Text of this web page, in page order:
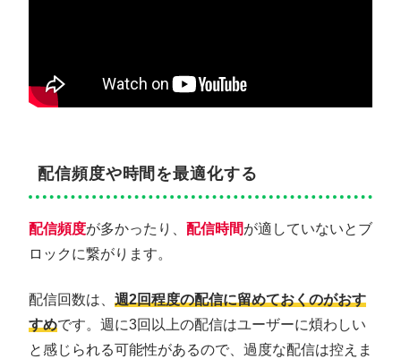
配信頻度や時間を最適化する
配信頻度が多かったり、 配信時間が適していないとブ
ロックに繋がります。
配信回数は、 週2回程度の配信に留めておくのがおす
すめです。週に3回以上の配信はユーザーに煩わしい
と感じられる可能性があるので、過度な配信は控えま